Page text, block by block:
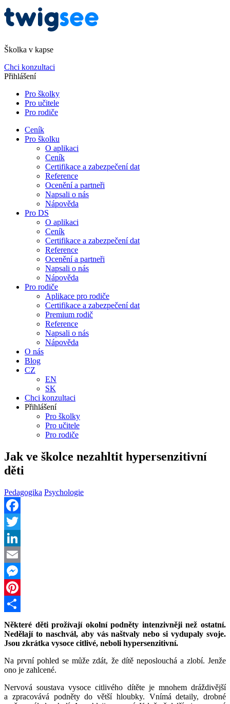
Školka v kapse
Chci konzultaci
Přihlášení
Pro školky
Pro učitele
Pro rodiče
Ceník
Pro školku
O aplikaci
Ceník
Certifikace a zabezpečení dat
Reference
Ocenění a partneři
Napsali o nás
Nápověda
Pro DS
O aplikaci
Ceník
Certifikace a zabezpečení dat
Reference
Ocenění a partneři
Napsali o nás
Nápověda
Pro rodiče
Aplikace pro rodiče
Certifikace a zabezpečení dat
Premium rodič
Reference
Napsali o nás
Nápověda
O nás
Blog
CZ
EN
SK
Chci konzultaci
Přihlášení
Pro školky
Pro učitele
Pro rodiče
Jak ve školce nezahltit hypersenzitivní
děti
Pedagogika Psychologie
Facebook
Twitter
LinkedIn
Email
Messenger
Pinterest
Share
Některé děti prožívají okolní podněty intenzivněji než ostatní.
Nedělají to naschvál, aby vás naštvaly nebo si vydupaly svoje.
Jsou zkrátka vysoce citlivé, neboli hypersenzitivní.
Na první pohled se může zdát, že dítě neposlouchá a zlobí. Jenže
ono je zahlcené.
Nervová soustava vysoce citlivého dítěte je mnohem dráždivější
a zpracovává podněty do větší hloubky. Vnímá detaily, drobné